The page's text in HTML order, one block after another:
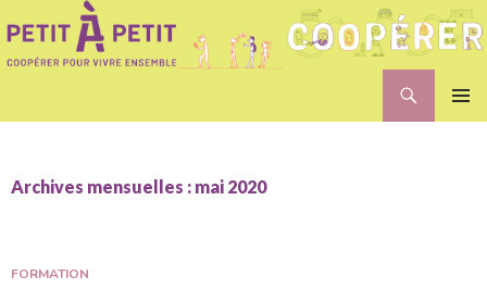
Archives mensuelles : mai 2020
FORMATION